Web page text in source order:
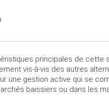
principales de cette
vis-à-vis des autres
une gestion active qui se
baissiers ou dans les